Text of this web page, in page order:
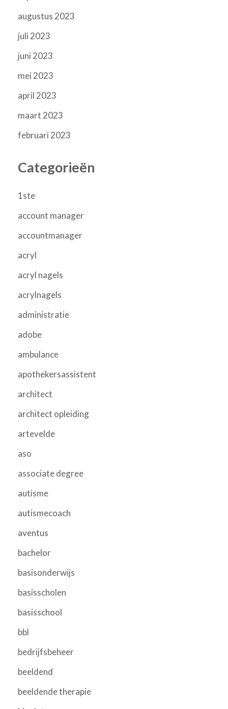
augustus 2023
juli 2023
juni 2023
mei 2023
april 2023
maart 2023
februari 2023
Categorieën
1ste
account manager
accountmanager
acryl
acryl nagels
acrylnagels
administratie
adobe
ambulance
apothekersassistent
architect
architect opleiding
artevelde
aso
associate degree
autisme
autismecoach
aventus
bachelor
basisonderwijs
basisscholen
basisschool
bbl
bedrijfsbeheer
beeldend
beeldende therapie